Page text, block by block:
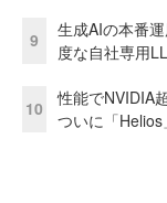
9
生成AIの本番
度な自社専用
10
性能でNVIDIA
ついに「